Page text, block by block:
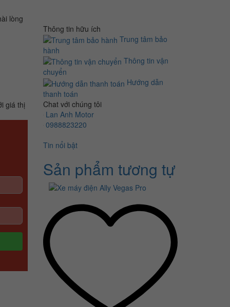
lòng
giá thị
Thông tin hữu ích
Trung tâm bảo
hành
Thông tin vận
chuyển
Hướng dẫn
thanh toán
Chat với chúng tôi
Lan Anh Motor
0988823220
Tin nổi bật
Sản phẩm tương tự